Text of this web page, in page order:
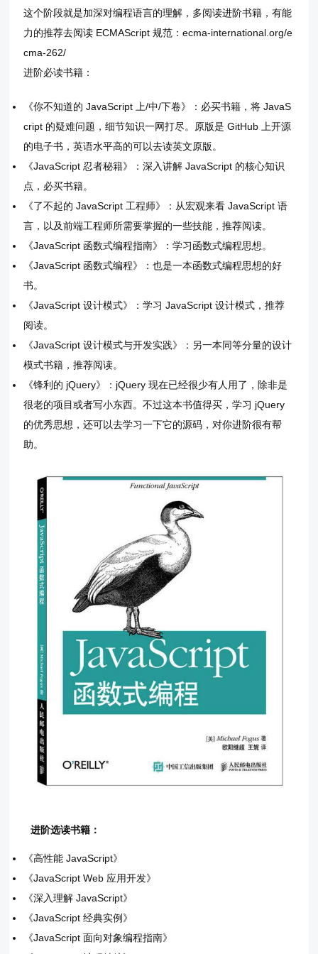
这个阶段就是加深对编程语言的理解，多阅读进阶书籍，有能
力的推荐去阅读 ECMAScript 规范：ecma-international.org/e
cma-262/
进阶必读书籍：
《你不知道的 JavaScript 上/中/下卷》：必买书籍，将 JavaS
cript 的疑难问题，细节知识一网打尽。原版是 GitHub 上开源
的电子书，英语水平高的可以去读英文原版。
《JavaScript 忍者秘籍》：深入讲解 JavaScript 的核心知识
点，必买书籍。
《了不起的 JavaScript 工程师》：从宏观来看 JavaScript 语
言，以及前端工程师所需要掌握的一些技能，推荐阅读。
《JavaScript 函数式编程指南》：学习函数式编程思想。
《JavaScript 函数式编程》：也是一本函数式编程思想的好
书。
《JavaScript 设计模式》：学习 JavaScript 设计模式，推荐
阅读。
《JavaScript 设计模式与开发实践》：另一本同等分量的设计
模式书籍，推荐阅读。
《锋利的 jQuery》：jQuery 现在已经很少有人用了，除非是
很老的项目或者写小东西。不过这本书值得买，学习 jQuery
的优秀思想，还可以去学习一下它的源码，对你进阶很有帮
助。
进阶选读书籍：
《高性能 JavaScript》
《JavaScript Web 应用开发》
《深入理解 JavaScript》
《JavaScript 经典实例》
《JavaScript 面向对象编程指南》